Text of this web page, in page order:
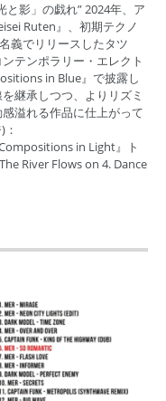
影」の戯れ” 2024年、ア
Ruten』、初期テクノ
義でリリースしたタツ
テンポラリー・エレクト
in Blue』で披露し
継承しつつ、よりリズミ
溢れる作品に仕上がって
in Light』ト
River Flows on 4. Dance